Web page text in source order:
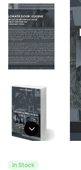
In Stock